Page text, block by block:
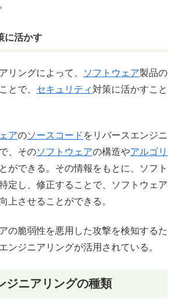
に活かす
リングによって、 ソフトウェア製品の
とで、 セキュリティ 対策に活かすこと
アのソースコード をリバースエンジニ
、そのソフトウェアの構造やアルゴリ
ができる。その情報をもとに、ソフト
定し、修正することで、ソフトウェア
上させることができる。
の脆弱性を悪用した攻撃を検知するた
ンジニアリングが活用されている。
ジニアリングの種類